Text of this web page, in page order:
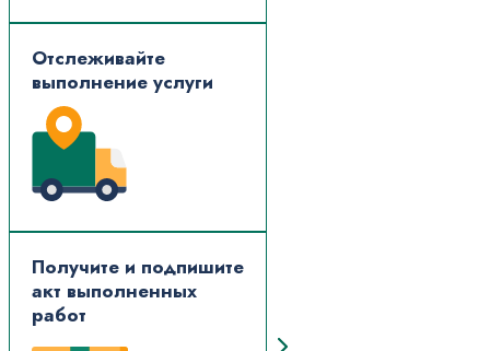
Отслеживайте
выполнение услуги
Получите и подпишите
акт выполненных
работ